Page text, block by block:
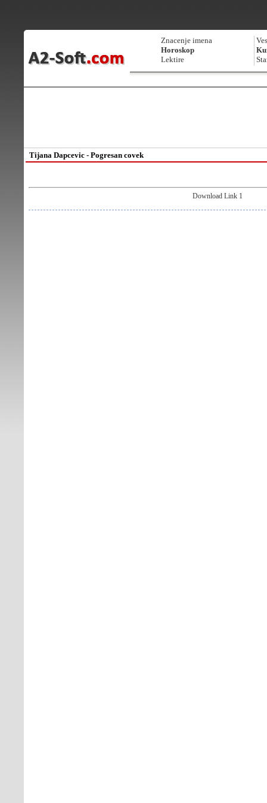
Znacenje imena
Horoskop
Lektire
Tijana Dapcevic - Pogresan covek
Download Link 1